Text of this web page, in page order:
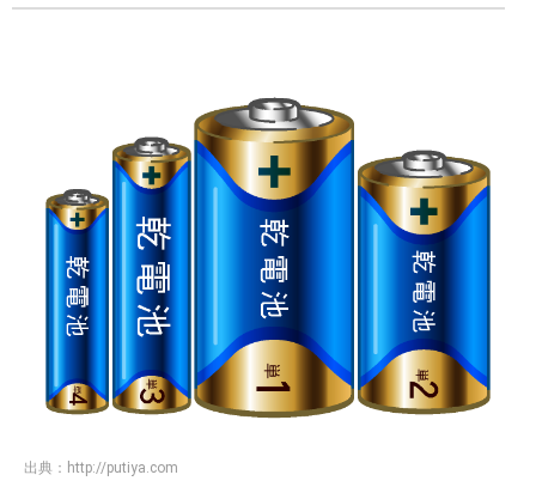
出典： http://putiya.com